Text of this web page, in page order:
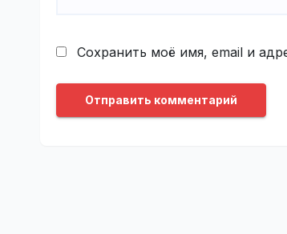
Сохранить моё имя, email и